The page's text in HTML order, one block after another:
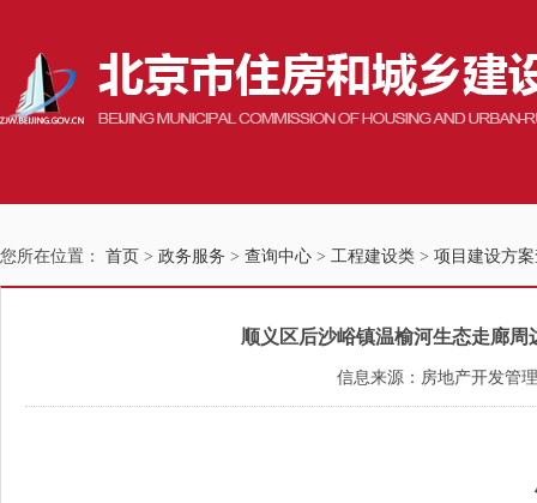
您所在位置： 首页 > 政务服务 > 查询中心 > 工程建设类 > 项目建设方
顺义区后沙峪镇温榆河生态走廊周
信息来源：房地产开发管